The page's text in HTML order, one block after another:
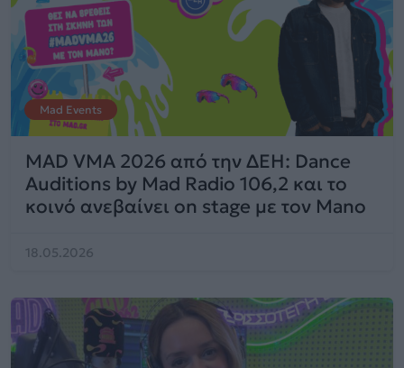
Mad Events
MAD VMA 2026 από την ΔΕΗ: Dance
Auditions by Mad Radio 106,2 και το
κοινό ανεβαίνει on stage με τον Mano
18.05.2026